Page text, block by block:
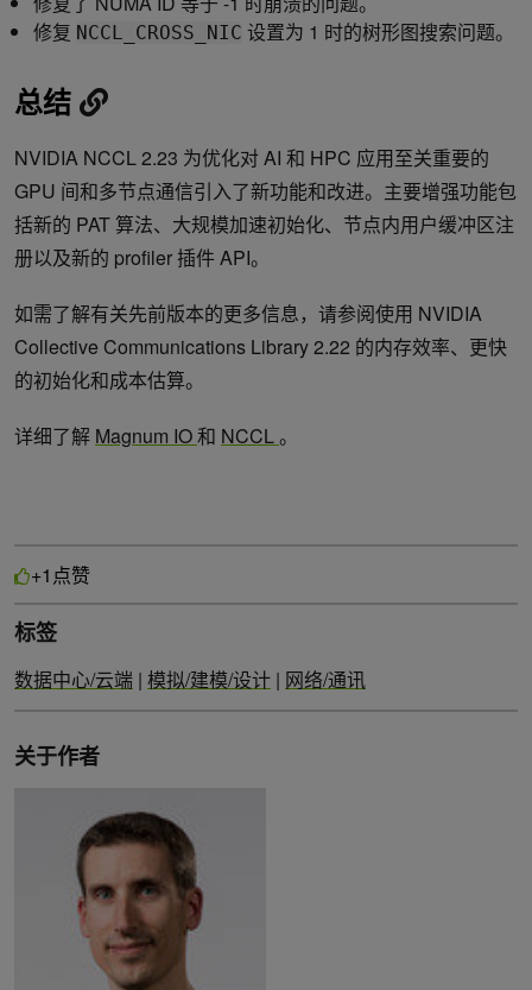
修复 NCCL_CROSS_NIC 设置为 1 时的树形图搜索问题。
总结
NVIDIA NCCL 2.23 为优化对 AI 和 HPC 应用至关重要的
GPU 间和多节点通信引入了新功能和改进。主要增强功能包
括新的 PAT 算法、大规模加速初始化、节点内用户缓冲区注
册以及新的 profiler 插件 API。
如需了解有关先前版本的更多信息，请参阅使用 NVIDIA
Collective Communications Library 2.22 的内存效率、更快
的初始化和成本估算。
详细了解 Magnum IO和 NCCL。
+1 点赞
标签
数据中心/云端 | 模拟/建模/设计 | 网络/通讯
关于作者